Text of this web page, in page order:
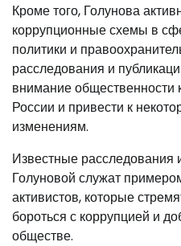
Кроме того, Голунова
коррупционные схемы в
политики и
расследования и
внимание общественности
России и привести к
изменениям.
Известные расследования
Голуновой служат
активистов, которые
бороться с коррупцией и
обществе.